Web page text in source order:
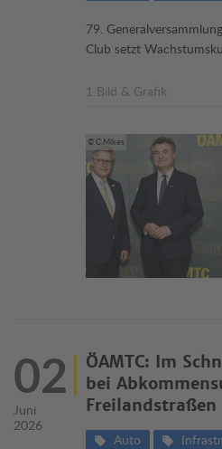
79.
Club setzt
1 Bild & Grafik
© C.Mikes
02
Juni
2026
ÖAMTC: Im
bei
Freilandstraßen
Auto